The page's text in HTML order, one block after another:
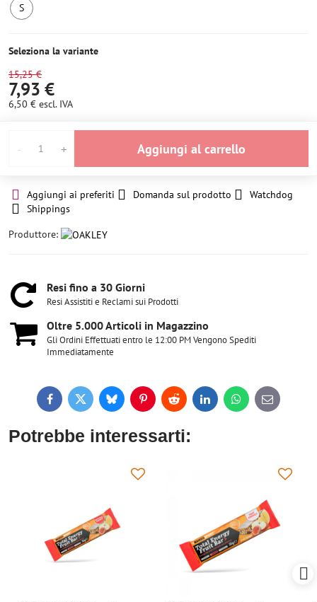
S
Seleziona la variante
15,25 €
7,93 €
6,50 € escl. IVA
Aggiungi al carrello
Aggiungi ai preferiti Domanda sul prodotto
Watchdog
Shippings
Produttore:
Resi fino a 30 Giorni
Resi Assistiti e Reclami sui Prodotti
Oltre 5​.000 Articoli in Magazzino
Gli Ordini Effettuati entro le 12:00 PM Vengono Spediti
Immediatamente
FacebookTwitterBlueskyPinterestReddit LinkedInWhatsApp
E-
mail
Potrebbe interessarti: